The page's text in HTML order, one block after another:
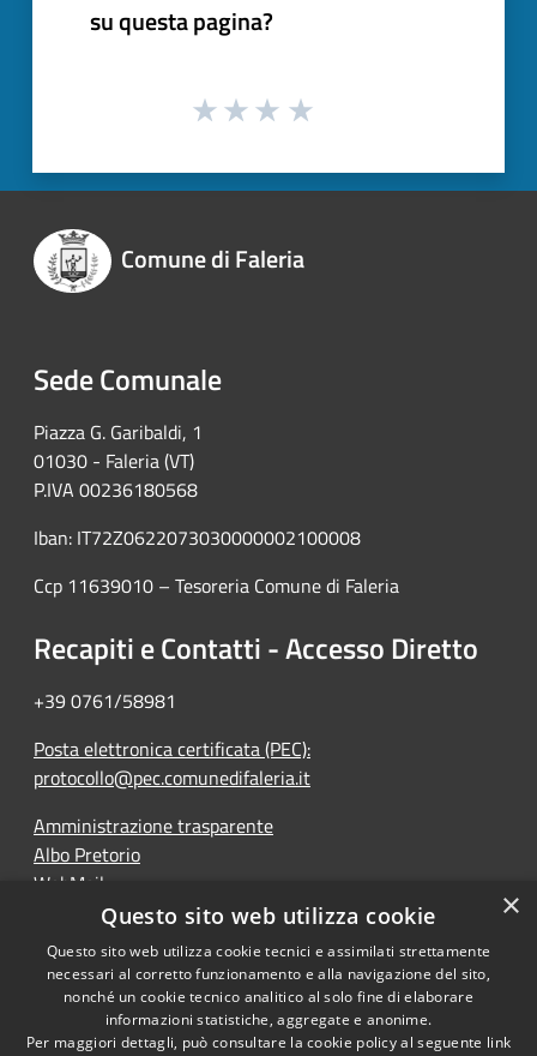
su questa pagina?
Comune di Faleria
Sede Comunale
Piazza G. Garibaldi, 1
01030 - Faleria (VT)
P.IVA 00236180568
Iban: IT72Z0622073030000002100008
Ccp 11639010 – Tesoreria Comune di Faleria
Recapiti e Contatti - Accesso Diretto
+39 0761/58981
Posta elettronica certificata (PEC):
protocollo@pec.comunedifaleria.it
Amministrazione trasparente
Albo Pretorio
WebMail
Dichiarazione di accessibilità
Copyright © 2026 • Comune di
×
Questo sito web utilizza cookie
Questo sito web utilizza cookie tecnici e assimilati strettamente
necessari al corretto funzionamento e alla navigazione del sito,
nonché un cookie tecnico analitico al solo fine di elaborare
informazioni statistiche, aggregate e anonime.
Per maggiori dettagli, può consultare la cookie policy al seguente link